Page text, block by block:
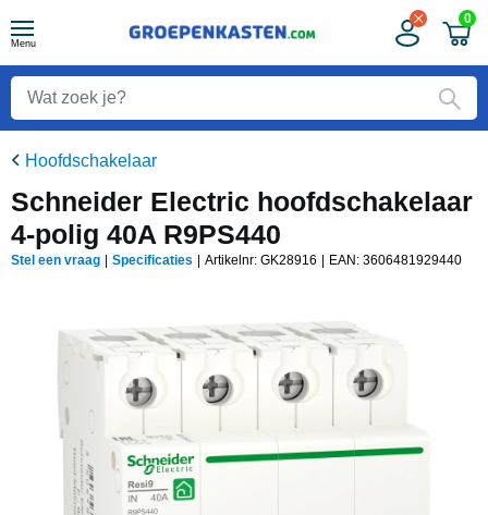
Menu
0
Hoofdschakelaar
Schneider Electric hoofdschakelaar
4-polig 40A R9PS440
Stel een vraag Specificaties Artikelnr: GK28916 EAN: 3606481929440